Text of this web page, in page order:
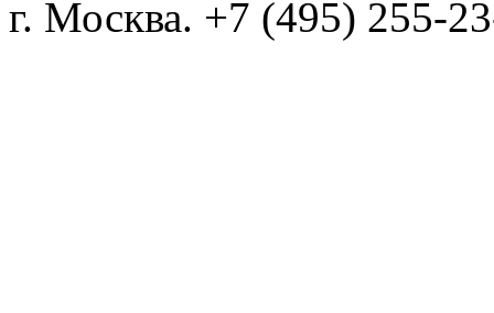
г. Москва. +7 (495) 255-